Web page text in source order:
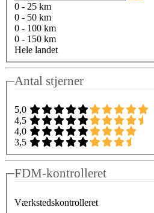
0 - 25 km
0 - 50 km
0 - 100 km
0 - 150 km
Hele landet
Antal stjerner
5,0
4,5
4,0
3,5
FDM-kontrolleret
Værkstedskontrolleret